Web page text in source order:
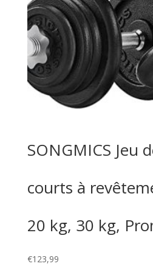
SONGMICS Jeu
courts à
20 kg, 30 kg,
€123,99